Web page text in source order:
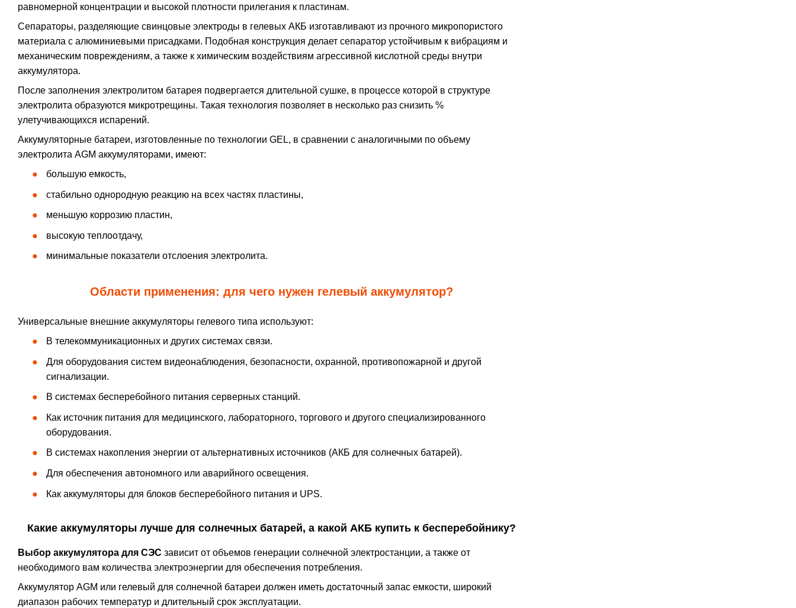
равномерной концентрации и высокой плотности прилегания к пластинам.
Сепараторы, разделяющие свинцовые электроды в гелевых АКБ изготавливают из прочного микропористого
материала с алюминиевыми присадками. Подобная конструкция делает сепаратор устойчивым к вибрациям и
механическим повреждениям, а также к химическим воздействиям агрессивной кислотной среды внутри
аккумулятора.
После заполнения электролитом батарея подвергается длительной сушке, в процессе которой в структуре
электролита образуются микротрещины. Такая технология позволяет в несколько раз снизить %
улетучивающихся испарений.
Аккумуляторные батареи, изготовленные по технологии GEL, в сравнении с аналогичными по объему
электролита AGM аккумуляторами, имеют:
большую емкость,
стабильно однородную реакцию на всех частях пластины,
меньшую коррозию пластин,
высокую теплоотдачу,
минимальные показатели отслоения электролита.
Области применения: для чего нужен гелевый аккумулятор?
Универсальные внешние аккумуляторы гелевого типа используют:
В телекоммуникационных и других системах связи.
Для оборудования систем видеонаблюдения, безопасности, охранной, противопожарной и другой
сигнализации.
В системах бесперебойного питания серверных станций.
Как источник питания для медицинского, лабораторного, торгового и другого специализированного
оборудования.
В системах накопления энергии от альтернативных источников (АКБ для солнечных батарей).
Для обеспечения автономного или аварийного освещения.
Как аккумуляторы для блоков бесперебойного питания и UPS.
Какие аккумуляторы лучше для солнечных батарей, а какой АКБ купить к бесперебойнику?
Выбор аккумулятора для СЭС зависит от объемов генерации солнечной электростанции, а также от
необходимого вам количества электроэнергии для обеспечения потребления.
Аккумулятор AGM или гелевый для солнечной батареи должен иметь достаточный запас емкости, широкий
диапазон рабочих температур и длительный срок эксплуатации.